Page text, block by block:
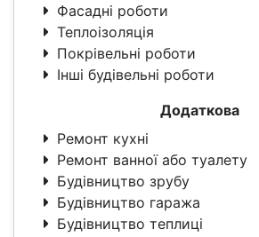
Фасадні роботи
Теплоізоляція
Покрівельні роботи
Інші будівельні роботи
Додаткова
Ремонт кухні
Ремонт ванної або туалету
Будівництво зрубу
Будівництво гаража
Будівництво теплиці